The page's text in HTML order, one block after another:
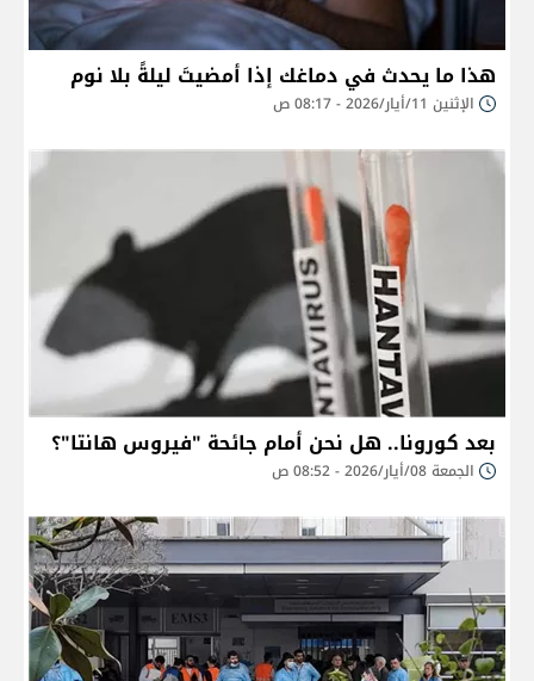
هذا ما يحدث في دماغك إذا أمضيتَ ليلةً بلا نوم
الإثنين 11/أيار/2026 - 08:17 ص
بعد كورونا.. هل نحن أمام جائحة "فيروس هانتا"؟
الجمعة 08/أيار/2026 - 08:52 ص